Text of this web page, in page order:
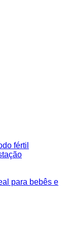
fértil
para bebês e